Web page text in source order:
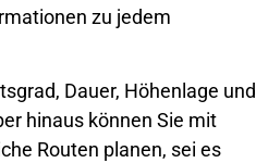
zu jedem
Dauer, Höhenlage und
hinaus können Sie mit
Routen planen, sei es